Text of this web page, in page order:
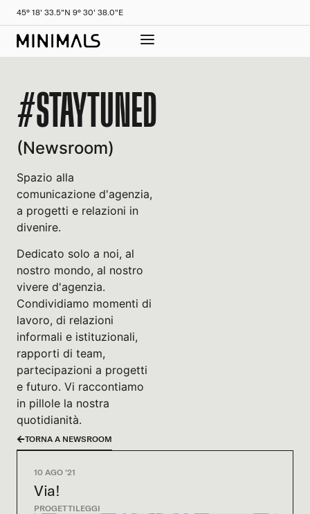
45° 18' 33.5"N 9° 30' 38.0"E
#STAYTUNED
(Newsroom)
Spazio alla
comunicazione d'agenzia,
a progetti e relazioni in
divenire.
Dedicato solo a noi, al
nostro mondo, al nostro
vivere d'agenzia.
Condividiamo momenti di
lavoro, di relazioni
informali e istituzionali,
rapporti di team,
partecipazioni a progetti
e futuro. Vi raccontiamo
in pillole la nostra
quotidianità.
TORNA A NEWSROOM
10 AGO '21
Via!
PROGETTILEGGI